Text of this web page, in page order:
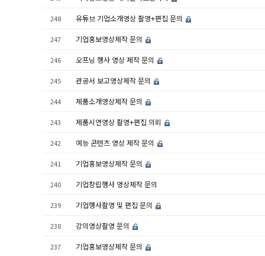
248 유튜브 기업소개영상 촬영+편집 문의
247 기업홍보영상제작 문의
246 오프닝 행사 영상 제작 문의
245 관공서 보고영상제작 문의
244 제품소개영상제작 문의
243 제품시연영상 촬영+편집 의뢰
242 예능 콘텐츠 영상 제작 문의
241 기업홍보영상제작 문의
240 기업창립행사 영상제작 문의
239 기업행사촬영 및 편집 문의
238 강의영상촬영 문의
237 기업홍보영상제작 문의